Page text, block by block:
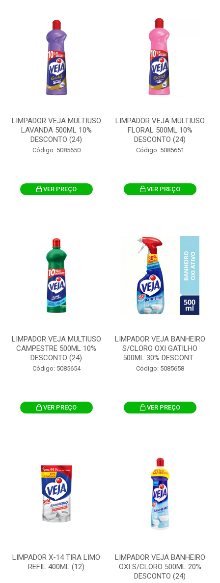
LIMPADOR VEJA MULTIUSO
LAVANDA 500ML 10%
DESCONTO (24)
Código: 5085650
VER PREÇO
LIMPADOR VEJA MULTIUSO
FLORAL 500ML 10%
DESCONTO (24)
Código: 5085651
VER PREÇO
LIMPADOR VEJA MULTIUSO
CAMPESTRE 500ML 10%
DESCONTO (24)
Código: 5085654
VER PREÇO
LIMPADOR VEJA BANHEIRO
S/CLORO OXI GATILHO
500ML 30% DESCONT...
Código: 5085658
VER PREÇO
LIMPADOR X-14 TIRA LIMO
REFIL 400ML (12)
LIMPADOR VEJA BANHEIRO
OXI S/CLORO 500ML 20%
DESCONTO (24)